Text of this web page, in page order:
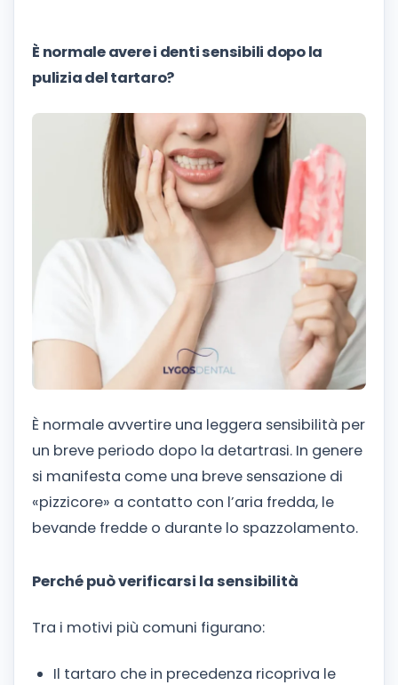
È normale avere i denti sensibili dopo la
pulizia del tartaro?
È normale avvertire una leggera sensibilità per
un breve periodo dopo la detartrasi. In genere
si manifesta come una breve sensazione di
«pizzicore» a contatto con l’aria fredda, le
bevande fredde o durante lo spazzolamento.
Perché può verificarsi la sensibilità
Tra i motivi più comuni figurano:
Il tartaro che in precedenza ricopriva le